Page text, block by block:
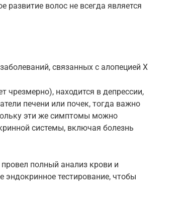
развитие волос не всегда является
связанных с алопецией Х
чрезмерно), находится в депрессии,
печени или почек, тогда важно
эти же симптомы можно
системы, включая болезнь
полный анализ крови и
тестирование, чтобы